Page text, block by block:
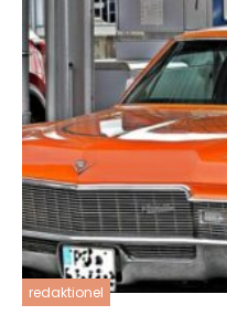
redaktionel